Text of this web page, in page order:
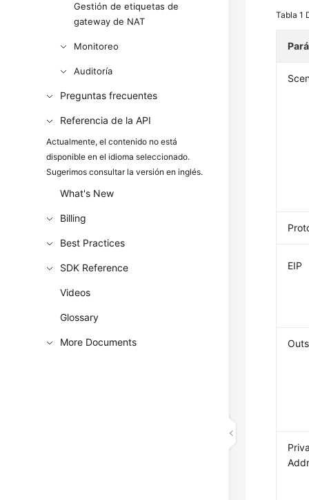
Gestión de etiquetas de
gateway de NAT
Monitoreo
Auditoría
Preguntas frecuentes
Referencia de la API
Actualmente, el contenido no está
disponible en el idioma seleccionado.
Sugerimos consultar la versión en inglés.
What's New
Billing
Best Practices
SDK Reference
Videos
Glossary
More Documents
Tabla 1
EIP